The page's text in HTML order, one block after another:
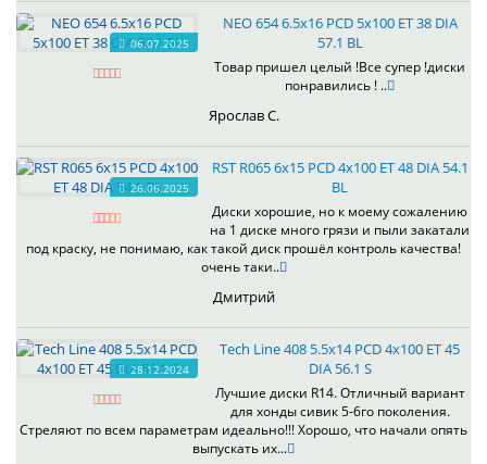
06.07.2025
NEO 654 6.5x16 PCD 5x100 ET 38 DIA
57.1 BL
Товар пришел целый !Все супер !диски
понравились ! ..
Ярослав С.
26.06.2025
RST R065 6x15 PCD 4x100 ET 48 DIA 54.1
BL
Диски хорошие, но к моему сожалению
на 1 диске много грязи и пыли закатали
под краску, не понимаю, как такой диск прошёл контроль качества!
очень таки..
Дмитрий
28.12.2024
Tech Line 408 5.5x14 PCD 4x100 ET 45
DIA 56.1 S
Лучшие диски R14. Отличный вариант
для хонды сивик 5-6го поколения.
Стреляют по всем параметрам идеально!!! Хорошо, что начали опять
выпускать их...